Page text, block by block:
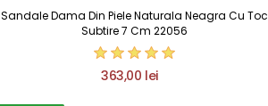
Sandale Dama Din Piele Naturala Neagra Cu Toc
Subtire 7 Cm 22056
363,00 lei